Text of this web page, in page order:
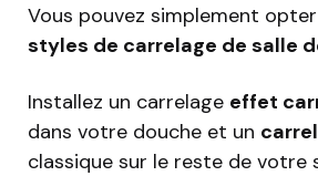
Vous pouvez simplement
styles de carrelage de salle
Installez un carrelage effet
dans votre douche et un
classique sur le reste de votre